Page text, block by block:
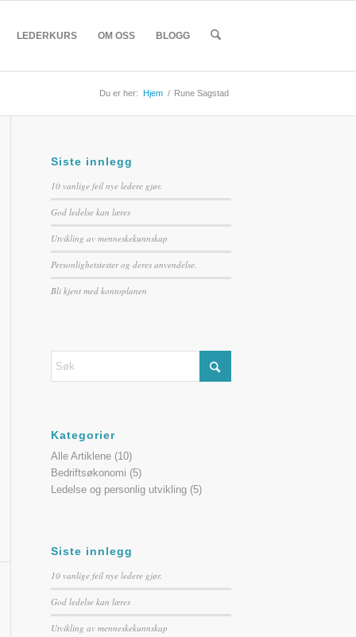
LEDERKURS OM OSS BLOGG
Du er her: Hjem / Rune Sagstad
Siste innlegg
10 vanlige feil nye ledere gjør.
God ledelse kan læres
Utvikling av menneskekunnskap
Personlighetstester og deres anvendelse.
Bli kjent med kontoplanen
Kategorier
Alle Artiklene(10)
Bedriftsøkonomi (5)
Ledelse og personlig utvikling(5)
Siste innlegg
10 vanlige feil nye ledere gjør.
God ledelse kan læres
Utvikling av menneskekunnskap